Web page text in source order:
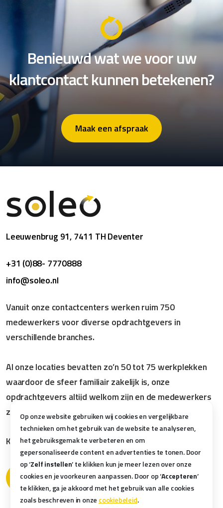
Benieuwd wat we voor uw
klantcontact kunnen betekenen?
Maak een afspraak
Leeuwenbrug 91, 7411 TH Deventer
+31 (0)88- 7770888
info@soleo.nl
Vanuit onze contactcenters werken ruim 750
medewerkers voor diverse opdrachtgevers in
verschillende branches.
Al onze locaties bevatten zo’n 50 tot 75 werkplekken
waardoor de sfeer familiair zakelijk is, onze
opdrachtgevers altijd welkom zijn en de medewerkers
zich snel thuis voelen.
Kvk nr. 71239294 | BTW nr. NL 858633899B01
Locaties Contact opnemen
Op onze website gebruiken wij cookies en vergelijkbare
technieken om het gebruik van de website te analyseren,
het gebruiksgemak te verbeteren en om
gepersonaliseerde content en advertenties te tonen. Door
op ‘Zelf instellen’ te klikken kun je meer lezen over onze
cookies en je voorkeuren aanpassen. Door op ‘Accepteren’
te klikken, ga je akkoord met het gebruik van alle cookies
zoals beschreven in onze cookiebeleid.